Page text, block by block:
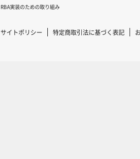
RBA実装のための取り組み
サイトポリシー 特定商取引法に基づく表記